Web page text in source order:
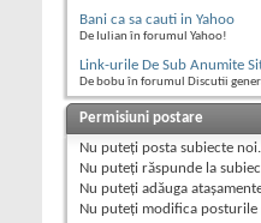
Bani ca sa cauti in Yahoo
De Iulian în forumul Yahoo!
Link-urile De Sub Anumite
De bobu în forumul Discutii
Permisiuni postare
Nu puteţi posta subiecte noi.
Nu puteţi răspunde la
Nu puteţi adăuga
Nu puteţi modifica